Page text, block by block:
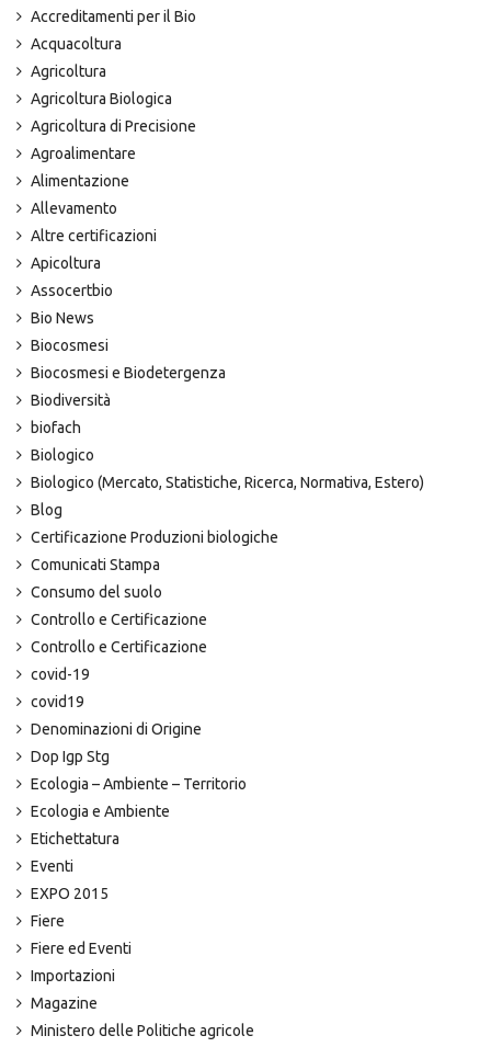
Accreditamenti per il Bio
Acquacoltura
Agricoltura
Agricoltura Biologica
Agricoltura di Precisione
Agroalimentare
Alimentazione
Allevamento
Altre certificazioni
Apicoltura
Assocertbio
Bio News
Biocosmesi
Biocosmesi e Biodetergenza
Biodiversità
biofach
Biologico
Biologico (Mercato, Statistiche, Ricerca, Normativa, Estero)
Blog
Certificazione Produzioni biologiche
Comunicati Stampa
Consumo del suolo
Controllo e Certificazione
Controllo e Certificazione
covid-19
covid19
Denominazioni di Origine
Dop Igp Stg
Ecologia – Ambiente – Territorio
Ecologia e Ambiente
Etichettatura
Eventi
EXPO 2015
Fiere
Fiere ed Eventi
Importazioni
Magazine
Ministero delle Politiche agricole